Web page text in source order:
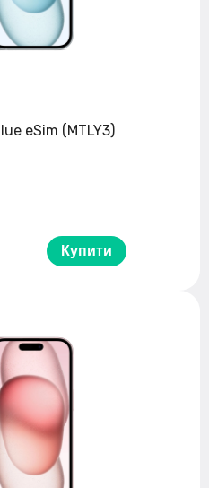
eSim (MTLY3)
Купити